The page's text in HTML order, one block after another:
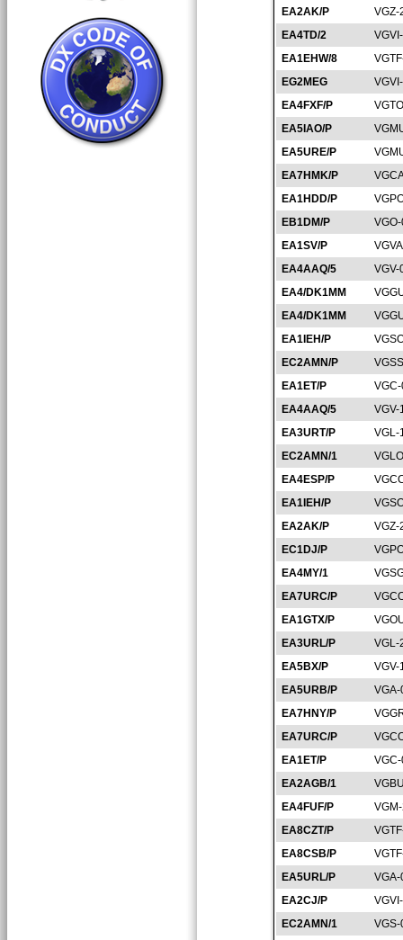
EA2AK/P
VGZ-
EA4TD/2
EA1EHW/8
EG2MEG
EA4FXF/P
EA5IAO/P
EA5URE/P
EA7HMK/P
EA1HDD/P
EB1DM/P
EA1SV/P
EA4AAQ/5
VGV-
EA4/DK1MM
EA4/DK1MM
EA1IEH/P
EC2AMN/P
EA1ET/P
EA4AAQ/5
VGV-
EA3URT/P
VGL-
EC2AMN/1
EA4ESP/P
EA1IEH/P
EA2AK/P
VGZ-
EC1DJ/P
EA4MY/1
EA7URC/P
EA1GTX/P
EA3URL/P
VGL-
EA5BX/P
VGV-
EA5URB/P
EA7HNY/P
EA7URC/P
EA1ET/P
EA2AGB/1
EA4FUF/P
EA8CZT/P
EA8CSB/P
EA5URL/P
EA2CJ/P
EC2AMN/1